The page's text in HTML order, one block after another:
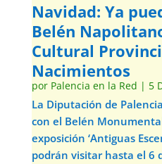
Navidad: Ya
Belén
Cultural
Nacimientos
por Palencia en la Red | 5
La Diputación de
con el Belén
exposición ‘Antiguas
podrán visitar hasta el 6